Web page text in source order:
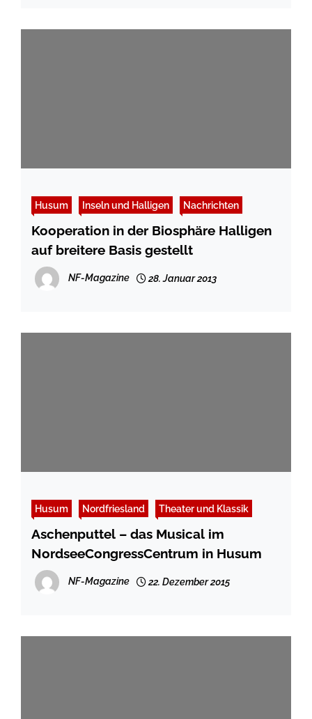
Husum Inseln und Halligen Nachrichten
Kooperation in der Biosphäre Halligen
auf breitere Basis gestellt
NF-Magazine 28. Januar 2013
Husum Nordfriesland Theater und Klassik
Aschenputtel – das Musical im
NordseeCongressCentrum in Husum
NF-Magazine 22. Dezember 2015